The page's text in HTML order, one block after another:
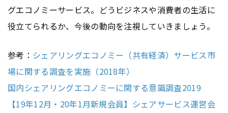
グエコノミーサービス。どうビジネスや消費者の生活に
役立てられるか、今後の動向を注視していきましょう。
参考： シェアリングエコノミー（共有経済）サービス市
場に関する調査を実施（2018年）
国内シェアリングエコノミーに関する意識調査2019
【19年12月・20年1月新規会員】シェアサービス運営会